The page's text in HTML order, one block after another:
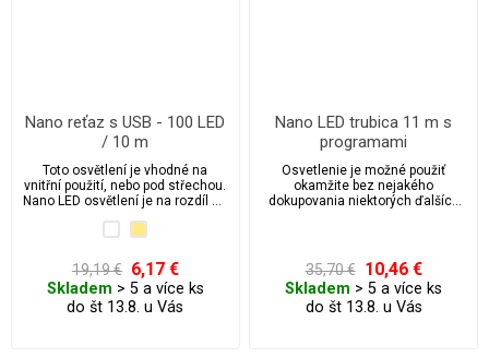
Nano reťaz s USB - 100 LED
/ 10 m
Toto osvětlení je vhodné na
vnitřní použití, nebo pod střechou.
Nano LED osvětlení je na rozdíl od
na stromeček nebo LED osvětlení
tomu vám ušetří peníze za
elektřinu.
19,19 € 6,17 €
Skladem > 5 a více ks
do št 13.8. u Vás
Nano LED trubica 11 m s
programami
Osvetlenie je možné použiť
okamžite bez nejakého
dokupovania niektorých ďalších
35,70 € 10,46 €
Skladem > 5 a více ks
do št 13.8. u Vás